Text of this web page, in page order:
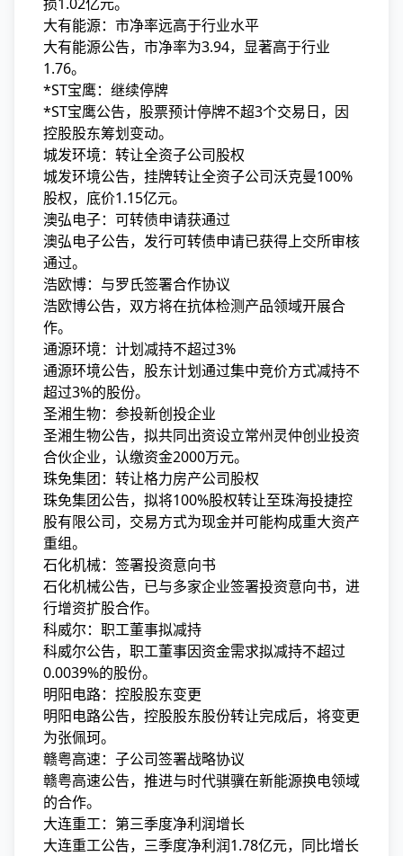
大有能源：市净率远高于行业水平
大有能源公告，市净率为3.94，显著高于行业
1.76。
*ST宝鹰：继续停牌
*ST宝鹰公告，股票预计停牌不超3个交易日，因
控股股东筹划变动。
城发环境：转让全资子公司股权
城发环境公告，挂牌转让全资子公司沃克曼100%
股权，底价1.15亿元。
澳弘电子：可转债申请获通过
澳弘电子公告，发行可转债申请已获得上交所审核
通过。
浩欧博：与罗氏签署合作协议
浩欧博公告，双方将在抗体检测产品领域开展合
作。
通源环境：计划减持不超过3%
通源环境公告，股东计划通过集中竞价方式减持不
超过3%的股份。
圣湘生物：参投新创投企业
圣湘生物公告，拟共同出资设立常州灵仲创业投资
合伙企业，认缴资金2000万元。
珠免集团：转让格力房产公司股权
珠免集团公告，拟将100%股权转让至珠海投捷控
股有限公司，交易方式为现金并可能构成重大资产
重组。
石化机械：签署投资意向书
石化机械公告，已与多家企业签署投资意向书，进
行增资扩股合作。
科威尔：职工董事拟减持
科威尔公告，职工董事因资金需求拟减持不超过
0.0039%的股份。
明阳电路：控股股东变更
明阳电路公告，控股股东股份转让完成后，将变更
为张佩珂。
赣粤高速：子公司签署战略协议
赣粤高速公告，推进与时代骐骥在新能源换电领域
的合作。
大连重工：第三季度净利润增长
大连重工公告，三季度净利润1.78亿元，同比增长